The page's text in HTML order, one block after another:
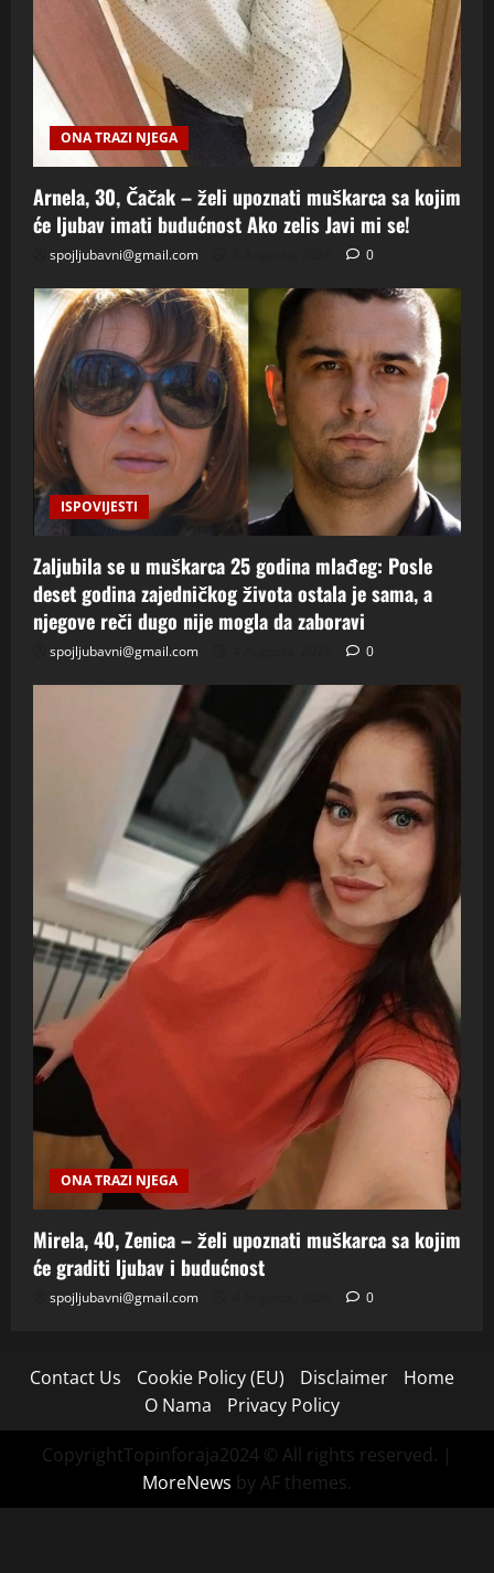
ONA TRAZI NJEGA
Arnela, 30, Čačak – želi upoznati muškarca sa kojim
će ljubav imati budućnost Ako zelis Javi mi se!
spojljubavni@gmail.com 0
ISPOVIJESTI
Zaljubila se u muškarca 25 godina mlađeg: Posle
deset godina zajedničkog života ostala je sama, a
njegove reči dugo nije mogla da zaboravi
spojljubavni@gmail.com 0
ONA TRAZI NJEGA
Mirela, 40, Zenica – želi upoznati muškarca sa kojim
će graditi ljubav i budućnost
spojljubavni@gmail.com 0
Contact Us Cookie Policy (EU) Disclaimer
Home
O Nama
Privacy Policy
CopyrightTopinforaja2024 © All rights reserved. |
MoreNews by AF themes.